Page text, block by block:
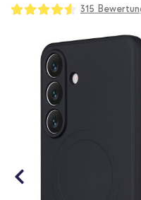
Bewertung:
91
100
315
Bildgalerie